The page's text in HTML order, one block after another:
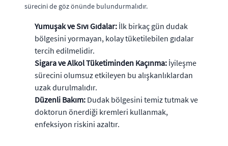
sürecini de göz önünde bulundurmalıdır.
Yumuşak ve Sıvı Gıdalar: İlk birkaç gün dudak
bölgesini yormayan, kolay tüketilebilen gıdalar
tercih edilmelidir.
Sigara ve Alkol Tüketiminden Kaçınma: İyileşme
sürecini olumsuz etkileyen bu alışkanlıklardan
uzak durulmalıdır.
Düzenli Bakım: Dudak bölgesini temiz tutmak ve
doktorun önerdiği kremleri kullanmak,
enfeksiyon riskini azaltır.